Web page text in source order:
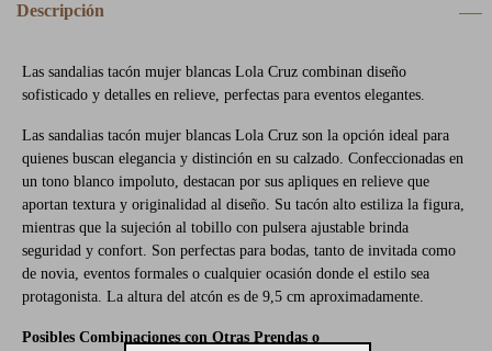
Descripción
Las sandalias tacón mujer blancas Lola Cruz combinan diseño
sofisticado y detalles en relieve, perfectas para eventos elegantes.
Las sandalias tacón mujer blancas Lola Cruz son la opción ideal para
quienes buscan elegancia y distinción en su calzado. Confeccionadas en
un tono blanco impoluto, destacan por sus apliques en relieve que
aportan textura y originalidad al diseño. Su tacón alto estiliza la figura,
mientras que la sujeción al tobillo con pulsera ajustable brinda
seguridad y confort. Son perfectas para bodas, tanto de invitada como
de novia, eventos formales o cualquier ocasión donde el estilo sea
protagonista. La altura del atcón es de 9,5 cm aproximadamente.
Posibles Combinaciones con Otras Prendas o